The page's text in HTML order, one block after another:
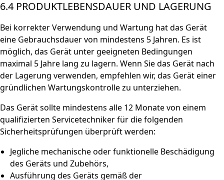
6.4 PRODUKTLEBENSDAUER UND LAGERUNG
Bei korrekter Verwendung und Wartung hat das Gerät
eine Gebrauchsdauer von mindestens 5 Jahren. Es ist
möglich, das Gerät unter geeigneten Bedingungen
maximal 5 Jahre lang zu lagern. Wenn Sie das Gerät nach
der Lagerung verwenden, empfehlen wir, das Gerät einer
gründlichen Wartungskontrolle zu unterziehen.
Das Gerät sollte mindestens alle 12 Monate von einem
qualifizierten Servicetechniker für die folgenden
Sicherheitsprüfungen überprüft werden:
Jegliche mechanische oder funktionelle Beschädigung
des Geräts und Zubehörs,
Ausführung des Geräts gemäß der